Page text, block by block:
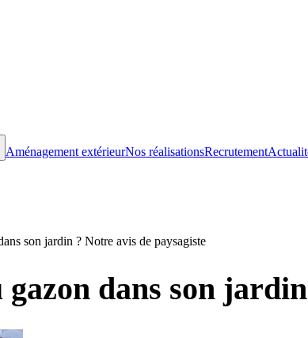
Aménagement extérieurNos réalisationsRecrutement
son jardin ? Notre avis de paysagiste
dans son